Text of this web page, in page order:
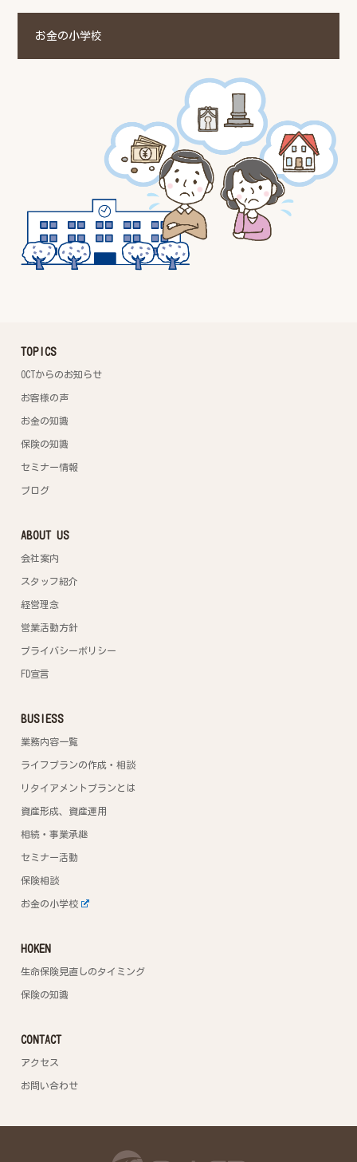
お金の小学校
TOPICS
OCTからのお知らせ
お客様の声
お金の知識
保険の知識
セミナー情報
ブログ
ABOUT US
会社案内
スタッフ紹介
経営理念
営業活動方針
プライバシーポリシー
FD宣言
BUSIESS
業務内容一覧
ライフプランの作成・相談
リタイアメントプランとは
資産形成、資産運用
相続・事業承継
セミナー活動
保険相談
お金の小学校
HOKEN
生命保険見直しのタイミング
保険の知識
CONTACT
アクセス
お問い合わせ